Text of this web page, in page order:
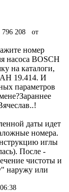
796 208 от
номер
насоса BOSCH
на каталоги,
19.414. И
параметров
даты идет
номера.
иглы
После -
чистоты и
наружу или